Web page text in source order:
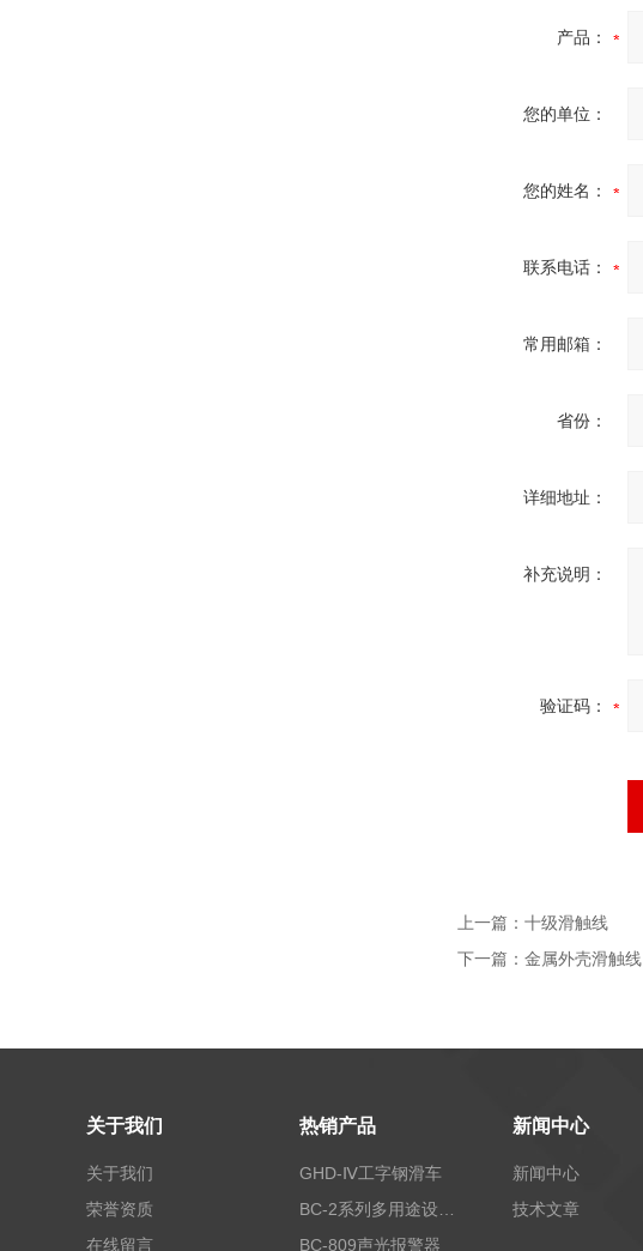
产品：
您的单位：
您的姓名：
联系电话：
常用邮箱：
省份：
详细地址：
补充说明：
验证码：
上一篇： 十级滑触线
下一篇： 金属外壳滑触线
关于我们
关于我们
荣誉资质
在线留言
热销产品
GHD-Ⅳ工字钢滑车
BC-809声光报警器
新闻中心
新闻中心
技术文章